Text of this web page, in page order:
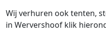
Wij verhuren ook tenten,
in Wervershoof klik